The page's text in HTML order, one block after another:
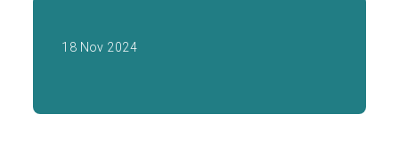
18 Nov 2024